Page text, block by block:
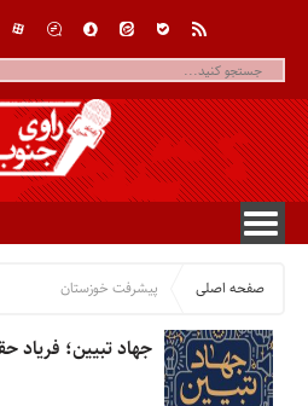
صفحه اصلی پیشرفت‌ خوزستان
جهاد تبیین؛ فریاد